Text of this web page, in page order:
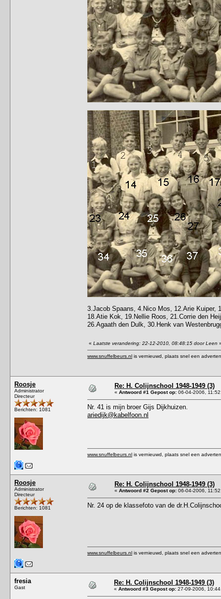
3.Jacob Spaans, 4.Nico Mos, 12.Arie Kuiper,
18.Atie Kok, 19.Nellie Roos, 21.Corrie den
26.Agaath den Dulk, 30.Henk van
« Laatste verandering: 22-12-2010, 08:48:15 door Leen
www.snuffelbeurs.nl is vernieuwd, plaats snel een
Roosje
Administrator
Directeur
Berichten: 1081
Re: H. Colijnschool 1948-1949 (3)
« Antwoord #1 Gepost op: 06-04-2006,
Nr. 41 is mijn broer Gijs Dijkhuizen.
ariedijk@kabelfoon.nl
www.snuffelbeurs.nl is vernieuwd, plaats snel een
Roosje
Administrator
Directeur
Berichten: 1081
Re: H. Colijnschool 1948-1949 (3)
« Antwoord #2 Gepost op: 06-04-2006,
Nr. 24 op de klassefoto van de
www.snuffelbeurs.nl is vernieuwd, plaats snel een
fresia
Gast
Re: H. Colijnschool 1948-1949 (3)
« Antwoord #3 Gepost op: 27-09-2006,